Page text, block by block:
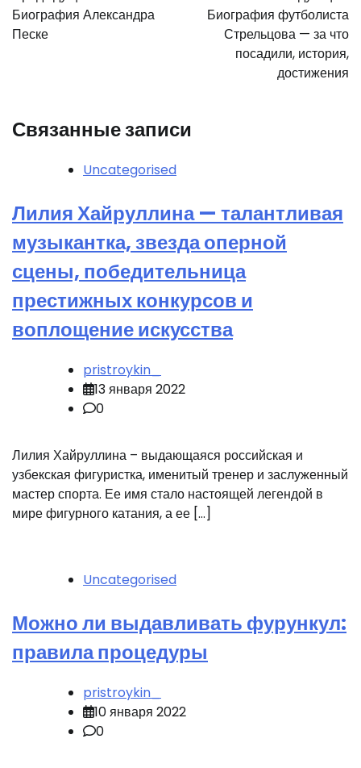
по
записям
Биография Александра
Песке
Биография футболиста
Стрельцова — за что
посадили, история,
достижения
Связанные записи
Uncategorised
Лилия Хайруллина — талантливая
музыкантка, звезда оперной
сцены, победительница
престижных конкурсов и
воплощение искусства
pristroykin_
13 января 2022
0
Лилия Хайруллина – выдающаяся российская и
узбекская фигуристка, именитый тренер и заслуженный
мастер спорта. Ее имя стало настоящей легендой в
мире фигурного катания, а ее […]
Uncategorised
Можно ли выдавливать фурункул:
правила процедуры
pristroykin_
10 января 2022
0